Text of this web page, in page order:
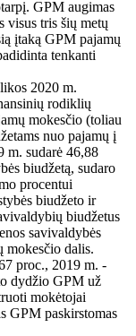
GPM augimas
visus tris šių metų
įtaką GPM pajamų
tenkanti
2020 m.
rodiklių
mokesčio (toliau
nuo pajamų į
m. sudarė 46,88
biudžetą, sudaro
procentui
biudžeto ir
biudžetus
savivaldybės
mokesčio dalis.
proc., 2019 m. -
dydžio GPM už
mokėtojai
GPM paskirstomas